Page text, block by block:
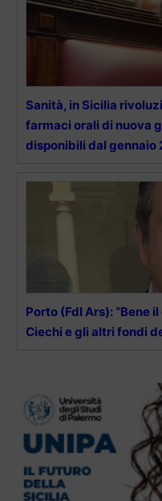
Sanità, in Sicilia
farmaci orali di nuova
disponibili dal gennaio
Porto (FdI Ars): “Bene
Ciechi e gli altri fondi